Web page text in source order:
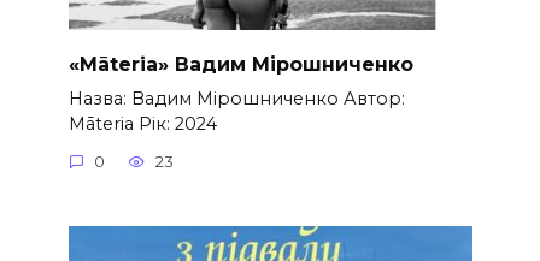
«Māteria» Вадим Мірошниченко
Назва: Вадим Мірошниченко Автор:
Māteria Рік: 2024
0 23